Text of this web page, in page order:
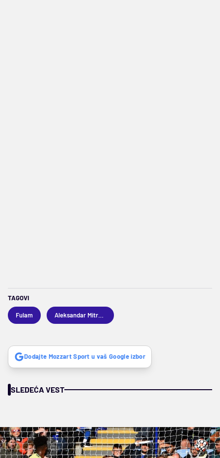
TAGOVI
Fulam
Dodajte Mozzart Sport u vaš Google izbor
SLEDEĆA VEST